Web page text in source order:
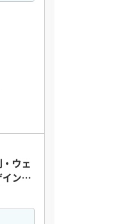
ウェ
インの
のみ
定した